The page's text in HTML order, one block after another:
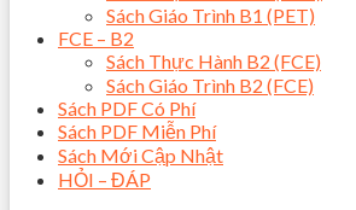
Sách Giáo Trình B1 (PET)
FCE – B2
Sách Thực Hành B2 (FCE)
Sách Giáo Trình B2 (FCE)
Sách PDF Có Phí
Sách PDF Miễn Phí
Sách Mới Cập Nhật
HỎI – ĐÁP